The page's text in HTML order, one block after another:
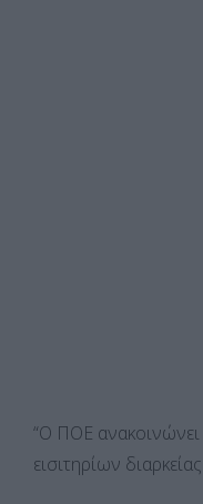
“Ο ΠΟΕ ανακοινώνει
εισιτηρίων